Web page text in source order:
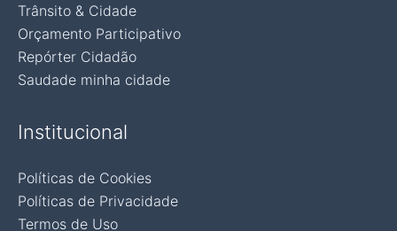
Trânsito & Cidade
Orçamento Participativo
Repórter Cidadão
Saudade minha cidade
Institucional
Políticas de Cookies
Políticas de Privacidade
Termos de Uso